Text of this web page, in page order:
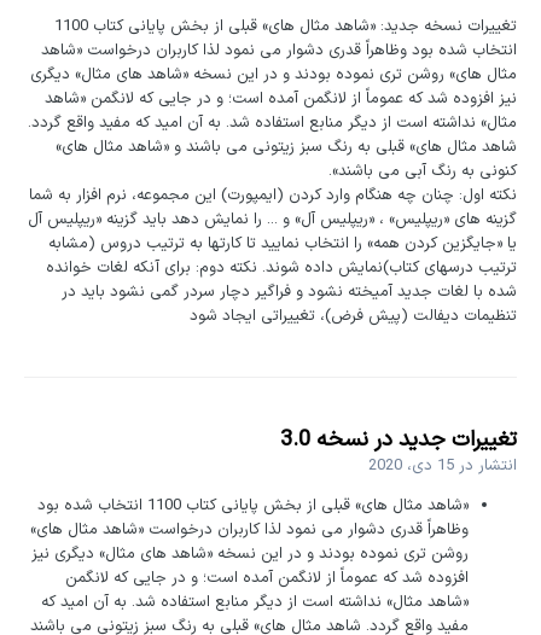
تغییرات نسخه جدید: «شاهد مثال های» قبلی از بخش پایانی کتاب 1100
انتخاب شده بود وظاهراً قدری دشوار می نمود لذا کاربران درخواست «شاهد
مثال های» روشن تری نموده بودند و در این نسخه «شاهد های مثال» دیگری
نیز افزوده شد که عموماً از لانگمن آمده است؛ و در جایی که لانگمن «شاهد
مثال» نداشته است از دیگر منابع استفاده شد. به آن امید که مفید واقع گردد.
شاهد مثال های» قبلی به رنگ سبز زیتونی می باشند و «شاهد مثال های»
کنونی به رنگ آبی می باشند».
نکته اول: چنان چه هنگام وارد کردن (ایمپورت) این مجموعه، نرم افزار به شما
گزینه های «ریپلیس» ، «ریپلیس آل» و ... را نمایش دهد باید گزینه «ریپلیس آل
یا «جایگزین کردن همه» را انتخاب نمایید تا کارتها به ترتیب دروس (مشابه
ترتیب درسهای کتاب)نمایش داده شوند. نکته دوم: برای آنکه لغات خوانده
شده با لغات جدید آمیخته نشود و فراگیر دچار سردر گمی نشود باید در
تنظیمات دیفالت (پیش فرض)، تغییراتی ایجاد شود
تغییرات جدید در نسخه 3.0
انتشار در 15 دی، 2020
«شاهد مثال های» قبلی از بخش پایانی کتاب 1100 انتخاب شده بود
وظاهراً قدری دشوار می نمود لذا کاربران درخواست «شاهد مثال های»
روشن تری نموده بودند و در این نسخه «شاهد های مثال» دیگری نیز
افزوده شد که عموماً از لانگمن آمده است؛ و در جایی که لانگمن
«شاهد مثال» نداشته است از دیگر منابع استفاده شد. به آن امید که
مفید واقع گردد. شاهد مثال های» قبلی به رنگ سبز زیتونی می باشند